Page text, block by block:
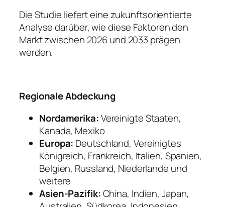
Die Studie liefert eine zukunftsorientierte
Analyse darüber, wie diese Faktoren den
Markt zwischen 2026 und 2033 prägen
werden.
Regionale Abdeckung
Nordamerika:Vereinigte Staaten,
Kanada, Mexiko
Europa: Deutschland, Vereinigtes
Königreich, Frankreich, Italien, Spanien,
Belgien, Russland, Niederlande und
weitere
Asien-Pazifik:China, Indien, Japan,